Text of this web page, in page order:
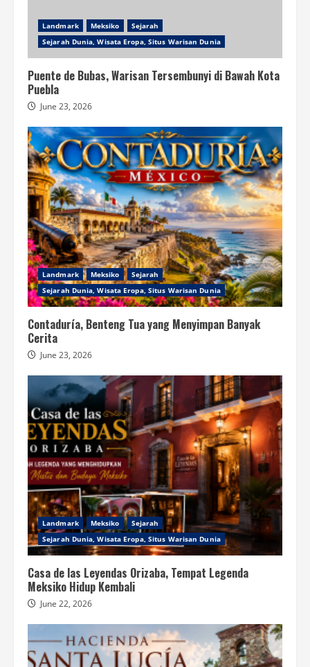
Landmark Meksiko
Sejarah
Sejarah Dunia, Wisata Eropa, Situs Warisan Dunia
Puente de Bubas, Warisan Tersembunyi di Bawah Kota
Puebla
June 23, 2026
Landmark Meksiko
Sejarah
Sejarah Dunia, Wisata Eropa, Situs Warisan Dunia
Contaduría, Benteng Tua yang Menyimpan Banyak
Cerita
June 23, 2026
Landmark Meksiko
Sejarah
Sejarah Dunia, Wisata Eropa, Situs Warisan Dunia
Casa de las Leyendas Orizaba, Tempat Legenda
Meksiko Hidup Kembali
June 22, 2026